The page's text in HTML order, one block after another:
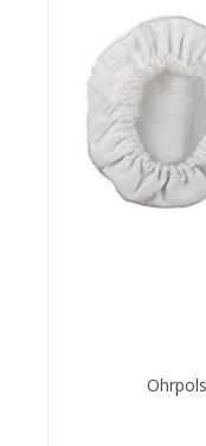
Durchschnittliche